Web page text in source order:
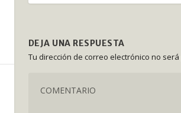
DEJA UNA RESPUESTA
Tu dirección de correo electrónico no